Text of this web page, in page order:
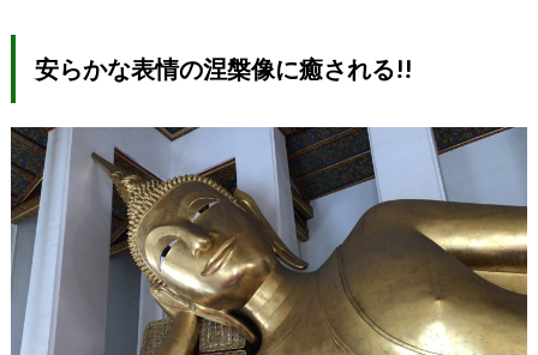
安らかな表情の涅槃像に癒される!!